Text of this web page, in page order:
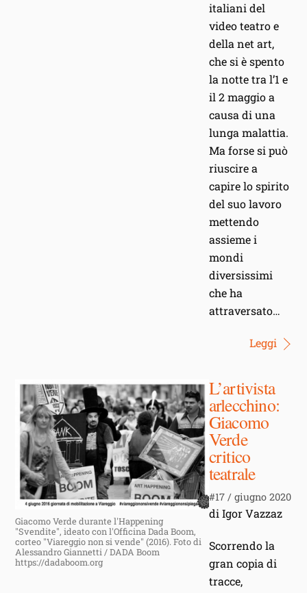
italiani del
video teatro e
della net art,
che si è spento
la notte tra l’1 e
il 2 maggio a
causa di una
lunga malattia.
Ma forse si può
riuscire a
capire lo spirito
del suo lavoro
mettendo
assieme i
mondi
diversissimi
che ha
attraversato…
Leggi
Giacomo Verde durante l'Happening
"Svendite", ideato con l'Officina Dada Boom,
corteo "Viareggio non si vende" (2016). Foto di
Alessandro Giannetti / DADA Boom
https://dadaboom.org
L’artivista
arlecchino:
Giacomo
Verde
critico
teatrale
#17 / giugno 2020
di Igor Vazzaz
Scorrendo la
gran copia di
tracce,